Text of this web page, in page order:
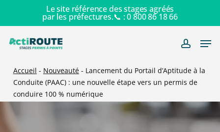
main
content
Le site référence des stages agréés
par les préfectures.📞 :0 800 86 18 66
account
Accueil - Nouveauté- Lancement du Portail d’Aptitude à la
Conduite (PAAC) : une nouvelle étape vers un permis de
conduire 100 % numérique